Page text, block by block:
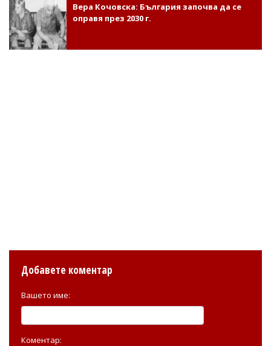
Вера Кочовска: България започва да се
оправя през 2030 г.
Добавете коментар
Вашето име:
Коментар: